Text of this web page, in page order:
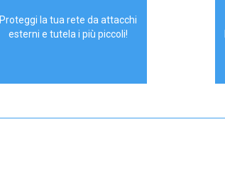
Proteggi la tua rete da attacchi
esterni e tutela i più piccoli!